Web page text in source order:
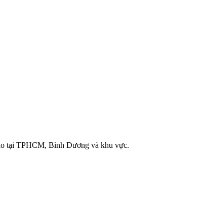
tại TPHCM, Bình Dương và khu vực.